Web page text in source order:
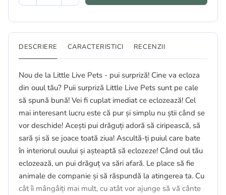
DESCRIERE CARACTERISTICI RECENZII
Nou de la Little Live Pets - pui surpriză! Cine va ecloza
din ouul tău? Puii surpriză Little Live Pets sunt pe cale
să spună bună! Vei fi cuplat imediat ce eclozează! Cel
mai interesant lucru este că pur și simplu nu știi când se
vor deschide! Acești pui drăguți adoră să ciripească, să
sară și să se joace toată ziua! Ascultă-ți puiul care bate
în interiorul ouului și așteaptă să eclozeze! Când oul tău
eclozează, un pui drăguț va sări afară. Le place să fie
animale de companie și să răspundă la atingerea ta. Cu
cât îi mângâiți mai mult, cu atât vor ajunge să vă cânte